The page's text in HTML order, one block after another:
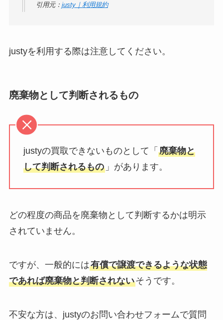
引用元： justy｜利用規約
justyを利用する際は注意してください。
廃棄物として判断されるもの
justyの買取できないものとして「 廃棄物と
して判断されるもの」があります。
どの程度の商品を廃棄物として判断するかは明示
されていません。
ですが、一般的には有償で譲渡できるような状態
であれば廃棄物と判断されないそうです。
不安な方は、justyのお問い合わせフォームで質問